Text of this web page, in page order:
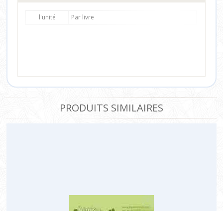
l'unité Par livre
PRODUITS SIMILAIRES